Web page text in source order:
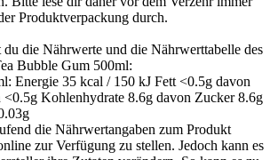
Produktverpackung durch.
die Nährwerte und die Nährwerttabelle des
Bubble Gum 500ml:
Energie 35 kcal / 150 kJ Fett <0.5g davon
<0.5g Kohlenhydrate 8.6g davon Zucker 8.6g
die Nährwertangaben zum Produkt
zur Verfügung zu stellen. Jedoch kann es